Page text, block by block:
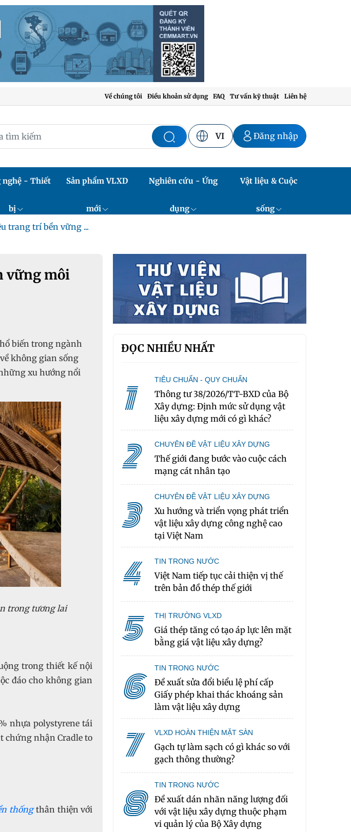
Về chúng tôi Điều khoản sử dụng FAQ Tư vấn kỹ thuật Liên hệ
VI Đăng nhập
nghệ - Thiết
bị
Sản phẩm VLXD
mới
Nghiên cứu - Ứng
dụng
Vật liệu & Cuộc
sống
trang trí bền vững ...
vững môi
biến trong ngành
không gian sống
xu hướng nổi
trong tương lai
trong thiết kế nội
đáo cho không gian
nhựa polystyrene tái
chứng nhận Cradle to
thốngthân thiện với
ĐỌC NHIỀU NHẤT
1 TIÊU CHUẨN - QUY CHUẨN
Thông tư 38/2026/TT-BXD của Bộ
Xây dựng: Định mức sử dụng vật
liệu xây dựng mới có gì khác?
2 CHUYÊN ĐỀ VẬT LIỆU XÂY DỰNG
Thế giới đang bước vào cuộc cách
mạng cát nhân tạo
3 CHUYÊN ĐỀ VẬT LIỆU XÂY DỰNG
Xu hướng và triển vọng phát triển
vật liệu xây dựng công nghệ cao
tại Việt Nam
4 TIN TRONG NƯỚC
Việt Nam tiếp tục cải thiện vị thế
trên bản đồ thép thế giới
5 THỊ TRƯỜNG VLXD
Giá thép tăng có tạo áp lực lên mặt
bằng giá vật liệu xây dựng?
6 TIN TRONG NƯỚC
Đề xuất sửa đổi biểu lệ phí cấp
Giấy phép khai thác khoáng sản
làm vật liệu xây dựng
7 VLXD HOÀN THIỆN MẶT SÀN
Gạch tự làm sạch có gì khác so với
gạch thông thường?
8 TIN TRONG NƯỚC
Đề xuất dán nhãn năng lượng đối
với vật liệu xây dựng thuộc phạm
vi quản lý của Bộ Xây dựng